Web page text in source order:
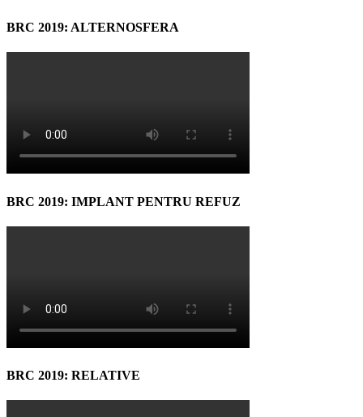
BRC 2019: ALTERNOSFERA
BRC 2019: IMPLANT PENTRU REFUZ
BRC 2019: RELATIVE